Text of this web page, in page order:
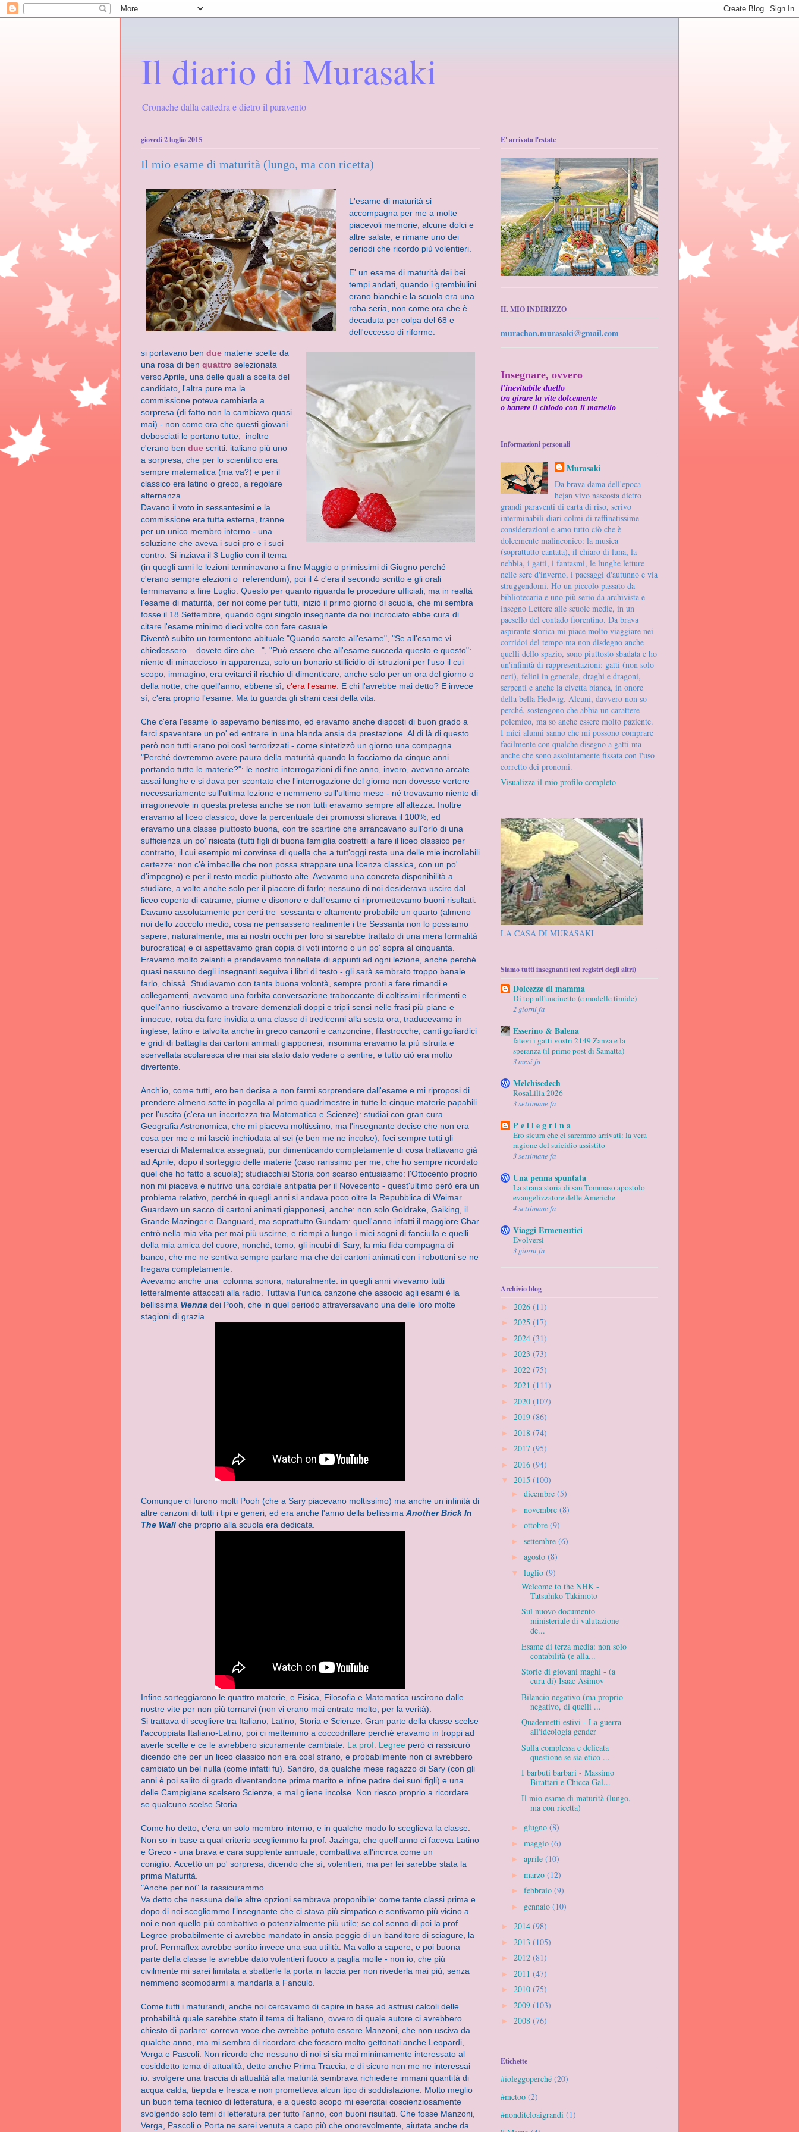
Il diario di Murasaki
Cronache dalla cattedra e dietro il paravento
giovedì 2 luglio 2015
Il mio esame di maturità (lungo, ma con ricetta)
L'esame di maturità si
accompagna per me a molte
piacevoli memorie, alcune dolci e
altre salate, e rimane uno dei
periodi che ricordo più volentieri.
E' un esame di maturità dei bei
tempi andati, quando i grembiulini
erano bianchi e la scuola era una
roba seria, non come ora che è
decaduta per colpa del 68 e
dell'eccesso di riforme:
si portavano ben due materie scelte da
una rosa di ben quattro selezionata
verso Aprile, una delle quali a scelta del
candidato, l'altra pure ma la
commissione poteva cambiarla a
sorpresa (di fatto non la cambiava quasi
mai) - non come ora che questi giovani
debosciati le portano tutte; inoltre
c'erano ben due scritti: italiano più uno
a sorpresa, che per lo scientifico era
sempre matematica (ma va?) e per il
classico era latino o greco, a regolare
alternanza.
Davano il voto in sessantesimi e la
commissione era tutta esterna, tranne
per un unico membro interno - una
soluzione che aveva i suoi pro e i suoi
contro. Si inziava il 3 Luglio con il tema
(in quegli anni le lezioni terminavano a fine Maggio o primissimi di Giugno perché
c'erano sempre elezioni o referendum), poi il 4 c'era il secondo scritto e gli orali
terminavano a fine Luglio. Questo per quanto riguarda le procedure ufficiali, ma in realtà
l'esame di maturità, per noi come per tutti, iniziò il primo giorno di scuola, che mi sembra
fosse il 18 Settembre, quando ogni singolo insegnante da noi incrociato ebbe cura di
citare l'esame minimo dieci volte con fare casuale.
Diventò subito un tormentone abituale "Quando sarete all'esame", "Se all'esame vi
chiedessero... dovete dire che...", "Può essere che all'esame succeda questo e questo":
niente di minaccioso in apparenza, solo un bonario stillicidio di istruzioni per l'uso il cui
scopo, immagino, era evitarci il rischio di dimenticare, anche solo per un ora del giorno o
della notte, che quell'anno, ebbene sì, c'era l'esame . E chi l'avrebbe mai detto? E invece
sì, c'era proprio l'esame. Ma tu guarda gli strani casi della vita.
Che c'era l'esame lo sapevamo benissimo, ed eravamo anche disposti di buon grado a
farci spaventare un po' ed entrare in una blanda ansia da prestazione. Al di là di questo
però non tutti erano poi così terrorizzati - come sintetizzò un giorno una compagna
"Perché dovremmo avere paura della maturità quando la facciamo da cinque anni
portando tutte le materie?": le nostre interrogazioni di fine anno, invero, avevano arcate
assai lunghe e si dava per scontato che l'interrogazione del giorno non dovesse vertere
necessariamente sull'ultima lezione e nemmeno sull'ultimo mese - né trovavamo niente di
irragionevole in questa pretesa anche se non tutti eravamo sempre all'altezza. Inoltre
eravamo al liceo classico, dove la percentuale dei promossi sfiorava il 100%, ed
eravamo una classe piuttosto buona, con tre scartine che arrancavano sull'orlo di una
sufficienza un po' risicata (tutti figli di buona famiglia costretti a fare il liceo classico per
contratto, il cui esempio mi convinse di quella che a tutt'oggi resta una delle mie incrollabili
certezze: non c'è imbecille che non possa strappare una licenza classica, con un po'
d'impegno) e per il resto medie piuttosto alte. Avevamo una concreta disponibilità a
studiare, a volte anche solo per il piacere di farlo; nessuno di noi desiderava uscire dal
liceo coperto di catrame, piume e disonore e dall'esame ci ripromettevamo buoni risultati.
Davamo assolutamente per certi tre sessanta e altamente probabile un quarto (almeno
noi dello zoccolo medio; cosa ne pensassero realmente i tre Sessanta non lo possiamo
sapere, naturalmente, ma ai nostri occhi per loro si sarebbe trattato di una mera formalità
burocratica) e ci aspettavamo gran copia di voti intorno o un po' sopra al cinquanta.
Eravamo molto zelanti e prendevamo tonnellate di appunti ad ogni lezione, anche perché
quasi nessuno degli insegnanti seguiva i libri di testo - gli sarà sembrato troppo banale
farlo, chissà. Studiavamo con tanta buona volontà, sempre pronti a fare rimandi e
collegamenti, avevamo una forbita conversazione traboccante di coltissimi riferimenti e
quell'anno riuscivamo a trovare demenziali doppi e tripli sensi nelle frasi più piane e
innocue, roba da fare invidia a una classe di tredicenni alla sesta ora; traducevamo in
inglese, latino e talvolta anche in greco canzoni e canzoncine, filastrocche, canti goliardici
e gridi di battaglia dai cartoni animati giapponesi, insomma eravamo la più istruita e
scervellata scolaresca che mai sia stato dato vedere o sentire, e tutto ciò era molto
divertente.
Anch'io, come tutti, ero ben decisa a non farmi sorprendere dall'esame e mi riproposi di
prendere almeno sette in pagella al primo quadrimestre in tutte le cinque materie papabili
per l'uscita (c'era un incertezza tra Matematica e Scienze): studiai con gran cura
Geografia Astronomica, che mi piaceva moltissimo, ma l'insegnante decise che non era
cosa per me e mi lasciò inchiodata al sei (e ben me ne incolse); feci sempre tutti gli
esercizi di Matematica assegnati, pur dimenticando completamente di cosa trattavano già
ad Aprile, dopo il sorteggio delle materie (caso rarissimo per me, che ho sempre ricordato
quel che ho fatto a scuola); studiacchiai Storia con scarso entusiasmo: l'Ottocento proprio
non mi piaceva e nutrivo una cordiale antipatia per il Novecento - quest'ultimo però era un
problema relativo, perché in quegli anni si andava poco oltre la Repubblica di Weimar.
Guardavo un sacco di cartoni animati giapponesi, anche: non solo Goldrake, Gaiking, il
Grande Mazinger e Danguard, ma soprattutto Gundam: quell'anno infatti il maggiore Char
entrò nella mia vita per mai più uscirne, e riempì a lungo i miei sogni di fanciulla e quelli
della mia amica del cuore, nonché, temo, gli incubi di Sary, la mia fida compagna di
banco, che me ne sentiva sempre parlare ma che dei cartoni animati con i robottoni se ne
fregava completamente.
Avevamo anche una colonna sonora, naturalmente: in quegli anni vivevamo tutti
letteralmente attaccati alla radio. Tuttavia l'unica canzone che associo agli esami è la
bellissima Vienna dei Pooh, che in quel periodo attraversavano una delle loro molte
stagioni di grazia.
Comunque ci furono molti Pooh (che a Sary piacevano moltissimo) ma anche un infinità di
altre canzoni di tutti i tipi e generi, ed era anche l'anno della bellissima Another Brick In
The Wall che proprio alla scuola era dedicata.
Infine sorteggiarono le quattro materie, e Fisica, Filosofia e Matematica uscirono dalle
nostre vite per non più tornarvi (non vi erano mai entrate molto, per la verità).
Si trattava di scegliere tra Italiano, Latino, Storia e Scienze. Gran parte della classe scelse
l'accoppiata Italiano-Latino, poi ci mettemmo a coccodrillare perché eravamo in troppi ad
averle scelte e ce le avrebbero sicuramente cambiate. La prof. Legree però ci rassicurò
dicendo che per un liceo classico non era così strano, e probabilmente non ci avrebbero
cambiato un bel nulla (come infatti fu). Sandro, da qualche mese ragazzo di Sary (con gli
anni è poi salito di grado diventandone prima marito e infine padre dei suoi figli) e una
delle Campigiane scelsero Scienze, e mal gliene incolse. Non riesco proprio a ricordare
se qualcuno scelse Storia.
Come ho detto, c'era un solo membro interno, e in qualche modo lo sceglieva la classe.
Non so in base a qual criterio scegliemmo la prof. Jazinga, che quell'anno ci faceva Latino
e Greco - una brava e cara supplente annuale, combattiva all'incirca come un
coniglio. Accettò un po' sorpresa, dicendo che sì, volentieri, ma per lei sarebbe stata la
prima Maturità.
"Anche per noi" la rassicurammo.
Va detto che nessuna delle altre opzioni sembrava proponibile: come tante classi prima e
dopo di noi scegliemmo l'insegnante che ci stava più simpatico e sentivamo più vicino a
noi e non quello più combattivo o potenzialmente più utile; se col senno di poi la prof.
Legree probabilmente ci avrebbe mandato in ansia peggio di un banditore di sciagure, la
prof. Permaflex avrebbe sortito invece una sua utilità. Ma vallo a sapere, e poi buona
parte della classe le avrebbe dato volentieri fuoco a paglia molle - non io, che più
civilmente mi sarei limitata a sbatterle la porta in faccia per non rivederla mai più, senza
nemmeno scomodarmi a mandarla a Fanculo.
Come tutti i maturandi, anche noi cercavamo di capire in base ad astrusi calcoli delle
probabilità quale sarebbe stato il tema di Italiano, ovvero di quale autore ci avrebbero
chiesto di parlare: correva voce che avrebbe potuto essere Manzoni, che non usciva da
qualche anno, ma mi sembra di ricordare che fossero molto gettonati anche Leopardi,
Verga e Pascoli. Non ricordo che nessuno di noi si sia mai minimamente interessato al
cosiddetto tema di attualità, detto anche Prima Traccia, e di sicuro non me ne interessai
io: svolgere una traccia di attualità alla maturità sembrava richiedere immani quantità di
acqua calda, tiepida e fresca e non prometteva alcun tipo di soddisfazione. Molto meglio
un buon tema tecnico di letteratura, e a questo scopo mi esercitai coscienziosamente
svolgendo solo temi di letteratura per tutto l'anno, con buoni risultati. Che fosse Manzoni,
Verga, Pascoli o Porta ne sarei venuta a capo più che onorevolmente, aiutata anche da
E' arrivata l'estate
IL MIO INDIRIZZO
murachan.murasaki@gmail.com
Insegnare, ovvero
l'inevitabile duello
tra girare la vite dolcemente
o battere il chiodo con il martello
Informazioni personali
Murasaki
Da brava dama dell'epoca
hejan vivo nascosta dietro
grandi paraventi di carta di riso, scrivo
interminabili diari colmi di raffinatissime
considerazioni e amo tutto ciò che è
dolcemente malinconico: la musica
(soprattutto cantata), il chiaro di luna, la
nebbia, i gatti, i fantasmi, le lunghe letture
nelle sere d'inverno, i paesaggi d'autunno e via
struggendomi. Ho un piccolo passato da
bibliotecaria e uno più serio da archivista e
insegno Lettere alle scuole medie, in un
paesello del contado fiorentino. Da brava
aspirante storica mi piace molto viaggiare nei
corridoi del tempo ma non disdegno anche
quelli dello spazio, sono piuttosto sbadata e ho
un'infinità di rappresentazioni: gatti (non solo
neri), felini in generale, draghi e dragoni,
serpenti e anche la civetta bianca, in onore
della bella Hedwig. Alcuni, davvero non so
perché, sostengono che abbia un carattere
polemico, ma so anche essere molto paziente.
I miei alunni sanno che mi possono comprare
facilmente con qualche disegno a gatti ma
anche che sono assolutamente fissata con l'uso
corretto dei pronomi.
Visualizza il mio profilo completo
LA CASA DI MURASAKI
Siamo tutti insegnanti (coi registri degli altri)
Dolcezze di mamma
Di top all'uncinetto (e modelle timide)
2 giorni fa
Esserino & Balena
fatevi i gatti vostri 2149 Zanza e la
speranza (il primo post di Samatta)
3 mesi fa
Melchisedech
RosaLilia 2026
3 settimane fa
P e l l e g r i n a
Ero sicura che ci saremmo arrivati: la vera
ragione del suicidio assistito
3 settimane fa
Una penna spuntata
La strana storia di san Tommaso apostolo
evangelizzatore delle Americhe
4 settimane fa
Viaggi Ermeneutici
Evolversi
3 giorni fa
Archivio blog
► 2026 (11)
► 2025 (17)
► 2024 (31)
► 2023 (73)
► 2022 (75)
► 2021 (111)
► 2020 (107)
► 2019 (86)
► 2018 (74)
► 2017 (95)
► 2016 (94)
▼ 2015 (100)
► dicembre (5)
► novembre (8)
► ottobre (9)
► settembre (6)
► agosto (8)
▼ luglio (9)
Welcome to the NHK -
Tatsuhiko Takimoto
Sul nuovo documento
ministeriale di valutazione
de...
Esame di terza media: non solo
contabilità (e alla...
Storie di giovani maghi - (a
cura di) Isaac Asimov
Bilancio negativo (ma proprio
negativo, di quelli ...
Quadernetti estivi - La guerra
all'ideologia gender
Sulla complessa e delicata
questione se sia etico ...
I barbuti barbari - Massimo
Birattari e Chicca Gal...
Il mio esame di maturità (lungo,
ma con ricetta)
► giugno (8)
► maggio (6)
► aprile (10)
► marzo (12)
► febbraio (9)
► gennaio (10)
► 2014 (98)
► 2013 (105)
► 2012 (81)
► 2011 (47)
► 2010 (75)
► 2009 (103)
► 2008 (76)
Etichette
#ioleggoperché (20)
#metoo (2)
#nonditeloaigrandi (1)